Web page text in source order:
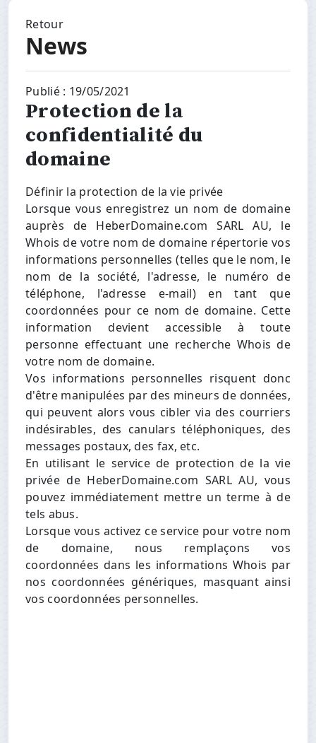
Retour
News
Publié : 19/05/2021
Protection de la
confidentialité du
domaine
Définir la protection de la vie privée
Lorsque vous enregistrez un nom de domaine
auprès de HeberDomaine.com SARL AU, le
Whois de votre nom de domaine répertorie vos
informations personnelles (telles que le nom, le
nom de la société, l'adresse, le numéro de
téléphone, l'adresse e-mail) en tant que
coordonnées pour ce nom de domaine. Cette
information devient accessible à toute
personne effectuant une recherche Whois de
votre nom de domaine.
Vos informations personnelles risquent donc
d'être manipulées par des mineurs de données,
qui peuvent alors vous cibler via des courriers
indésirables, des canulars téléphoniques, des
messages postaux, des fax, etc.
En utilisant le service de protection de la vie
privée de HeberDomaine.com SARL AU, vous
pouvez immédiatement mettre un terme à de
tels abus.
Lorsque vous activez ce service pour votre nom
de domaine, nous remplaçons vos
coordonnées dans les informations Whois par
nos coordonnées génériques, masquant ainsi
vos coordonnées personnelles.